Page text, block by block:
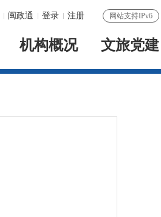
网站支持IPv6
闽政通 登录 注册
机构概况 文旅党建